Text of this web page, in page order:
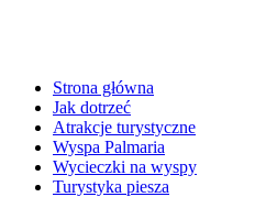
Strona główna
Jak dotrzeć
Atrakcje turystyczne
Wyspa Palmaria
Wycieczki na wyspy
Turystyka piesza